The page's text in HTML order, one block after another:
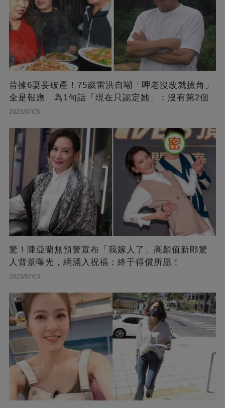
昔擁6妻妾破產！75歲雷洪自嘲「呷老沒改就撿角」
全是報應 為1句話「現在只認定她」：沒有第2個
2023/07/05
驚！陳亞蘭無預警宣布「我嫁人了」高顏值新郎驚
人背景曝光，網涌入祝福：終于得償所愿！
2023/07/03